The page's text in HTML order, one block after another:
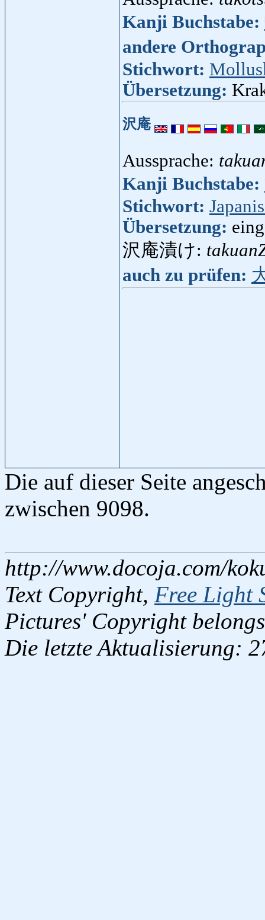
Kanji Buchstabe:
andere
Stichwort:
Übersetzung:
沢庵
Aussprache:
Kanji Buchstabe:
Stichwort:
Übersetzung:
沢庵漬け:
auch zu prüfen:
Die auf dieser Seite
zwischen 9098.
http://www.docoja.com/
Text Copyright, Free Light
Pictures' Copyright
Die letzte Aktualisierung: